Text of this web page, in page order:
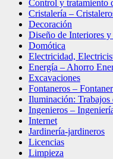
Control y tratamiento
Cristalería –
Decoración
Diseño de Interiores
Domótica
Electricidad,
Energía – Ahorro
Excavaciones
Fontaneros –
Iluminación: Trabajos
Ingenieros –
Internet
Jardinería-jardineros
Licencias
Limpieza